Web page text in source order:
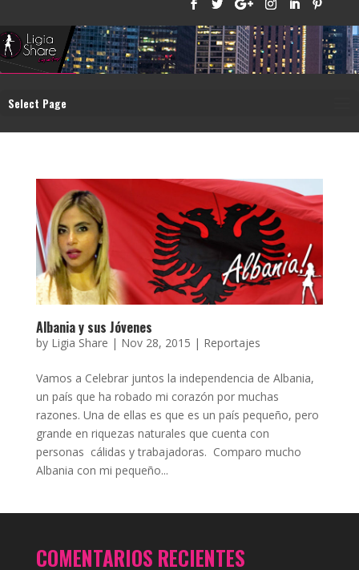
Select Page
Albania y sus Jóvenes
by Ligia Share | Nov 28, 2015 | Reportajes
Vamos a Celebrar juntos la independencia de Albania,
un país que ha robado mi corazón por muchas
razones. Una de ellas es que es un país pequeño, pero
grande en riquezas naturales que cuenta con
personas cálidas y trabajadoras. Comparo mucho
Albania con mi pequeño...
COMENTARIOS RECIENTES